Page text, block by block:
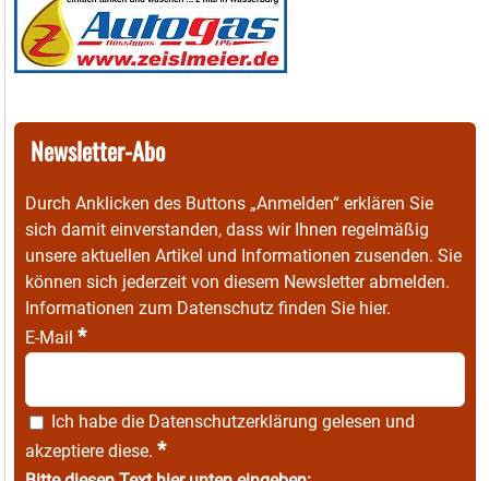
Newsletter-Abo
Durch Anklicken des Buttons „Anmelden“ erklären Sie
sich damit einverstanden, dass wir Ihnen regelmäßig
unsere aktuellen Artikel und Informationen zusenden. Sie
können sich jederzeit von diesem Newsletter abmelden.
Informationen zum Datenschutz finden Sie hier.
E-Mail *
Ich habe die Datenschutzerklärung gelesen und
akzeptiere diese. *